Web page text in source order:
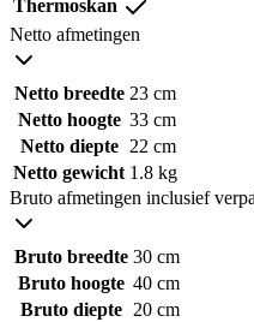
Thermoskan
Netto afmetingen
Netto breedte 23 cm
Netto hoogte 33 cm
Netto diepte
22 cm
Netto gewicht 1.8 kg
Bruto afmetingen inclusief
Bruto breedte 30 cm
Bruto hoogte 40 cm
Bruto diepte
20 cm